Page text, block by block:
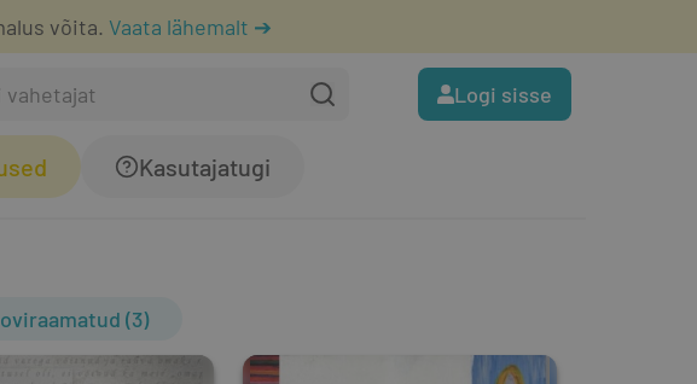
võita. Vaata lähemalt ➔
Logi sisse
Kasutajatugi
(3)